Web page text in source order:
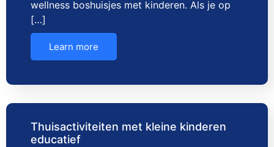
wellness boshuisjes met kinderen. Als je op
[…]
Learn more
Thuisactiviteiten met kleine kinderen
educatief